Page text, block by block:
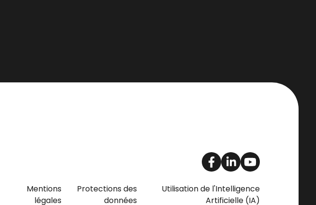
Mentions
légales
Protections des
données
Utilisation de l'Intelligence
Artificielle (IA)